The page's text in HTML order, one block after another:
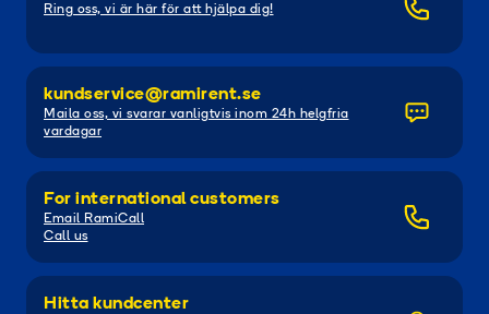
Ring oss, vi är här för att hjälpa dig!
kundservice@ramirent.se
Maila oss, vi svarar vanligtvis inom 24h helgfria
vardagar
For international customers
Email RamiCall
Call us
Hitta kundcenter